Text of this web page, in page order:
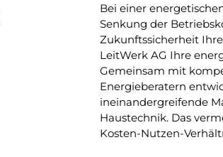
Bei einer
Senkung der
Zukunftssicherheit
LeitWerk AG Ihre
Gemeinsam mit
Energieberatern
ineinandergreifende
Haustechnik. Das
Kosten-Nutzen-